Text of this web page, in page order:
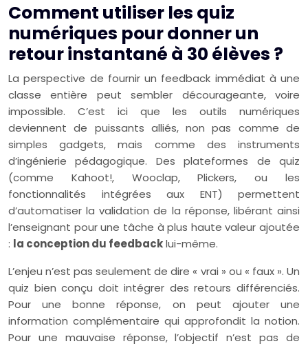
Comment utiliser les quiz
numériques pour donner un
retour instantané à 30 élèves ?
La perspective de fournir un feedback immédiat à une
classe entière peut sembler décourageante, voire
impossible. C’est ici que les outils numériques
deviennent de puissants alliés, non pas comme de
simples gadgets, mais comme des instruments
d’ingénierie pédagogique. Des plateformes de quiz
(comme Kahoot!, Wooclap, Plickers, ou les
fonctionnalités intégrées aux ENT) permettent
d’automatiser la validation de la réponse, libérant ainsi
l’enseignant pour une tâche à plus haute valeur ajoutée
: la conception du feedbacklui-même.
L’enjeu n’est pas seulement de dire « vrai » ou « faux ». Un
quiz bien conçu doit intégrer des retours différenciés.
Pour une bonne réponse, on peut ajouter une
information complémentaire qui approfondit la notion.
Pour une mauvaise réponse, l’objectif n’est pas de